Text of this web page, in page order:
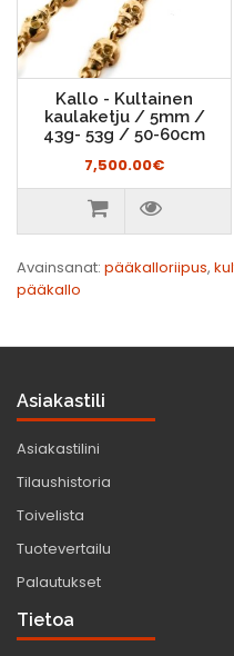
Kallo - Kultainen
kaulaketju / 5mm /
43g- 53g / 50-60cm
7,500.00€
Avainsanat: pääkalloriipus,
pääkallo
Asiakastili
Asiakastilini
Tilaushistoria
Toivelista
Tuotevertailu
Palautukset
Tietoa